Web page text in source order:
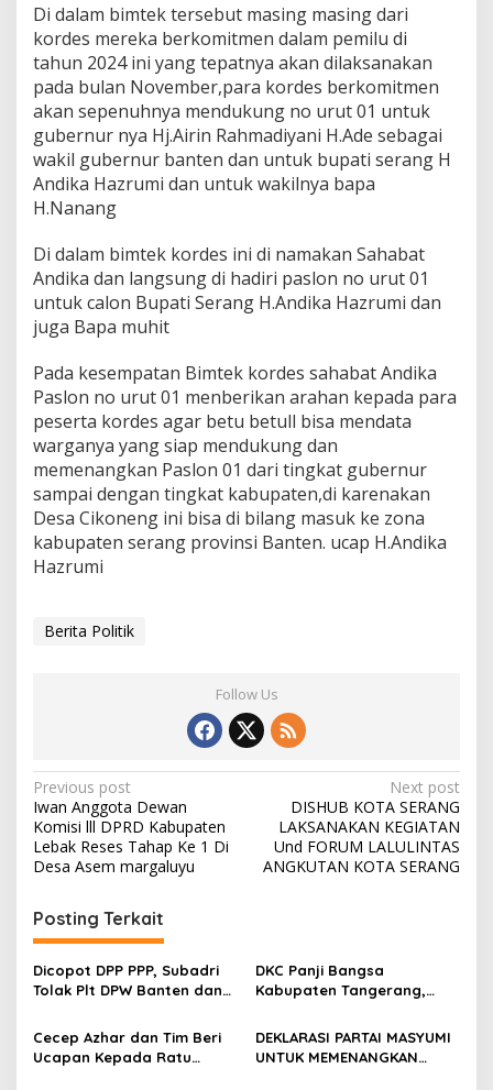
Di dalam bimtek tersebut masing masing dari
kordes mereka berkomitmen dalam pemilu di
tahun 2024 ini yang tepatnya akan dilaksanakan
pada bulan November,para kordes berkomitmen
akan sepenuhnya mendukung no urut 01 untuk
gubernur nya Hj.Airin Rahmadiyani H.Ade sebagai
wakil gubernur banten dan untuk bupati serang H
Andika Hazrumi dan untuk wakilnya bapa
H.Nanang
Di dalam bimtek kordes ini di namakan Sahabat
Andika dan langsung di hadiri paslon no urut 01
untuk calon Bupati Serang H.Andika Hazrumi dan
juga Bapa muhit
Pada kesempatan Bimtek kordes sahabat Andika
Paslon no urut 01 menberikan arahan kepada para
peserta kordes agar betu betull bisa mendata
warganya yang siap mendukung dan
memenangkan Paslon 01 dari tingkat gubernur
sampai dengan tingkat kabupaten,di karenakan
Desa Cikoneng ini bisa di bilang masuk ke zona
kabupaten serang provinsi Banten. ucap H.Andika
Hazrumi
Berita Politik
Follow Us
Post
navigation
Previous post
Iwan Anggota Dewan
Komisi lll DPRD Kabupaten
Lebak Reses Tahap Ke 1 Di
Desa Asem margaluyu
Next post
DISHUB KOTA SERANG
LAKSANAKAN KEGIATAN
Und FORUM LALULINTAS
ANGKUTAN KOTA SERANG
Posting Terkait
Dicopot DPP PPP, Subadri
Tolak Plt DPW Banten dan
DKC Panji Bangsa
Kabupaten Tangerang,
Menangkan Pemilu 2029
Cecep Azhar dan Tim Beri
Ucapan Kepada Ratu
DEKLARASI PARTAI MASYUMI
UNTUK MEMENANGKAN